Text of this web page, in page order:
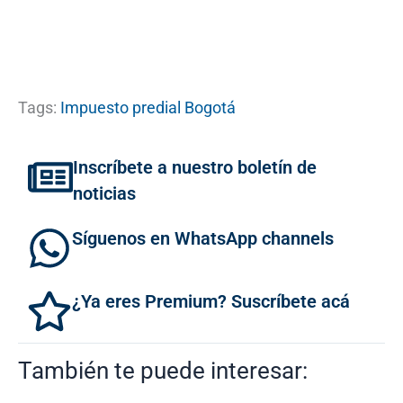
Tags: Impuesto predial Bogotá
Inscríbete a nuestro boletín de
noticias
Síguenos en WhatsApp channels
¿Ya eres Premium? Suscríbete acá
También te puede interesar: